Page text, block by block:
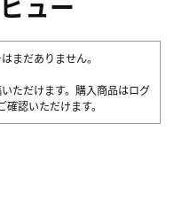
まだありません。
ただけます。購入商品はログ
確認いただけます。